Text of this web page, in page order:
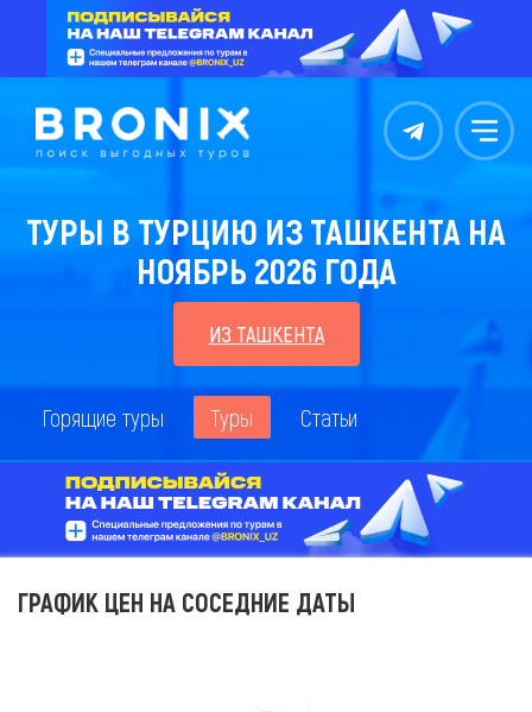
Контакты Меню
ТУРЫ В ТУРЦИЮ ИЗ ТАШКЕНТА НА
НОЯБРЬ 2026 ГОДА
ИЗ ТАШКЕНТА
Горящие туры Туры Статьи
ГРАФИК ЦЕН НА СОСЕДНИЕ ДАТЫ